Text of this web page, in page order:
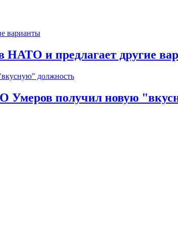
и предлагает другие
получил новую